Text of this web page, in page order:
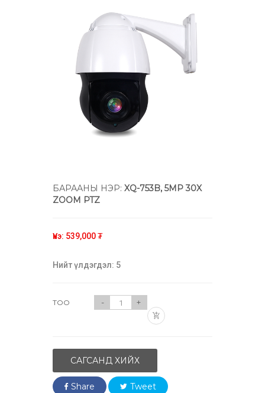
БАРААНЫ НЭР: XQ-753B, 5MP 30X
ZOOM PTZ
Үнэ: 539,000 ₮
Нийт үлдэгдэл: 5
ТОО - +
САГСАНД ХИЙХ
Share Tweet